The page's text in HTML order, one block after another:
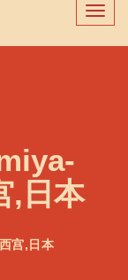
切
换
导
,日本
宫,日本